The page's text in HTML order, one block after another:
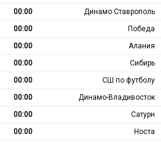
00:00
Динамо Ставрополь
00:00
Победа
00:00
Алания
00:00
Сибирь
00:00
СШ по футболу
00:00
Динамо-Владивосток
00:00
Сатурн
00:00
Носта